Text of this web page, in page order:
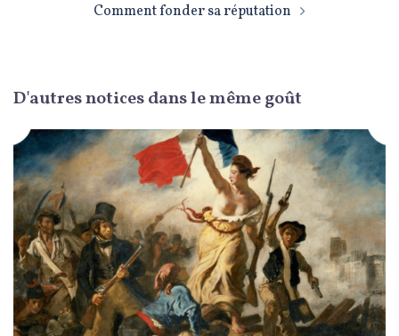
Comment fonder sa réputation
D'autres notices dans le même goût